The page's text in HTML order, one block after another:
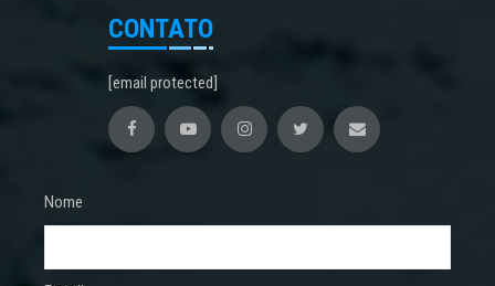
CONTATO
[email protected]
Nome